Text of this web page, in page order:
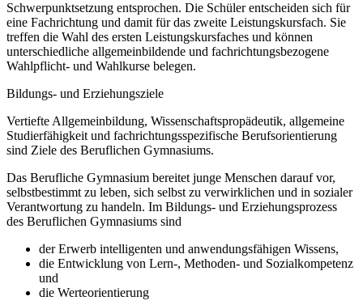
Schwerpunktsetzung entsprochen. Die Schüler entscheiden sich für
eine Fachrichtung und damit für das zweite Leistungskursfach. Sie
treffen die Wahl des ersten Leistungskursfaches und können
unterschiedliche allgemeinbildende und fachrichtungsbezogene
Wahlpflicht- und Wahlkurse belegen.
Bildungs- und Erziehungsziele
Vertiefte Allgemeinbildung, Wissenschaftspropädeutik, allgemeine
Studierfähigkeit und fachrichtungsspezifische Berufsorientierung
sind Ziele des Beruflichen Gymnasiums.
Das Berufliche Gymnasium bereitet junge Menschen darauf vor,
selbstbestimmt zu leben, sich selbst zu verwirklichen und in sozialer
Verantwortung zu handeln. Im Bildungs- und Erziehungsprozess
des Beruflichen Gymnasiums sind
der Erwerb intelligenten und anwendungsfähigen Wissens,
die Entwicklung von Lern-, Methoden- und Sozialkompetenz
und
die Werteorientierung